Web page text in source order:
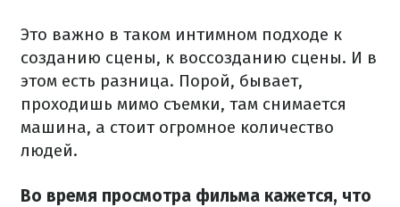
Это важно в таком интимном подходе к
созданию сцены, к воссозданию сцены. И в
этом есть разница. Порой, бывает,
проходишь мимо съемки, там снимается
машина, а стоит огромное количество
людей.
Во время просмотра фильма кажется, что